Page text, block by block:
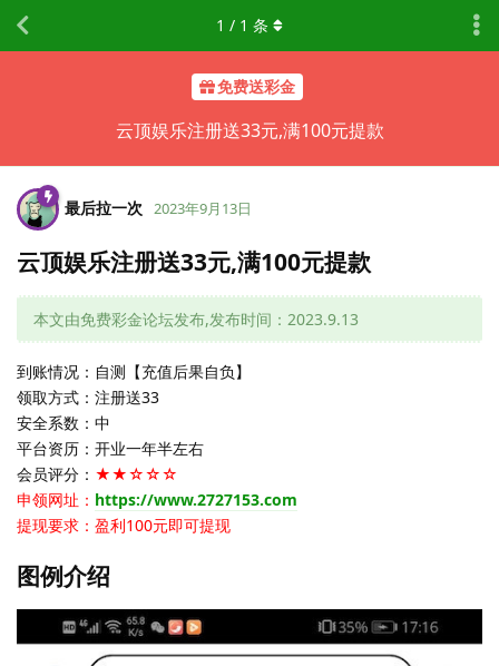
免费送彩金
云顶娱乐注册送33元,满100元提款
1 / 1 条
最后拉一次 2023年9月13日
云顶娱乐注册送33元,满100元提款
本文由免费彩金论坛发布,发布时间：2023.9.13
到账情况：自测【充值后果自负】
领取方式：注册送33
安全系数：中
平台资历：开业一年半左右
会员评分： ★★☆☆☆
申领网址： https://www.2727153.com
提现要求：盈利100元即可提现
图例介绍